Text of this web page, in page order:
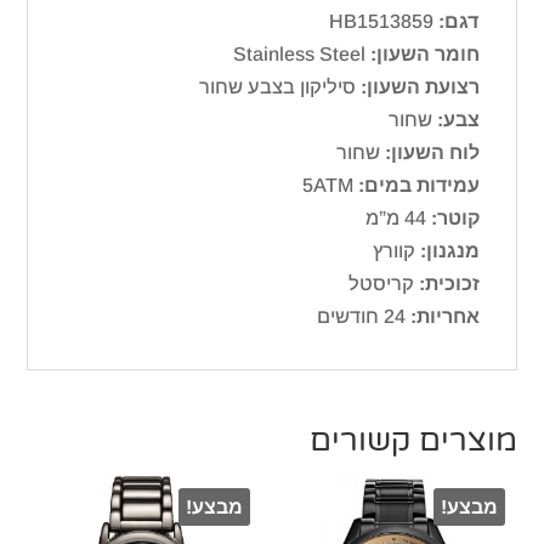
דגם: HB1513859
חומר השעון:
רצועת השעון: סיליקון בצבע שחור
צבע: שחור
לוח השעון: שחור
עמידות במים:
קוטר: 44 מ”מ
מנגנון: קוורץ
זכוכית: קריסטל
אחריות: 24 חודשים
מוצרים קשורים
מבצע! מבצע!